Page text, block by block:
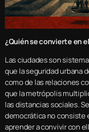
¿Quién se convierte en
Las ciudades son
que la seguridad urbana
como de las relaciones
que la metrópolis
las distancias sociales.
democrática no consiste
aprender a convivir con